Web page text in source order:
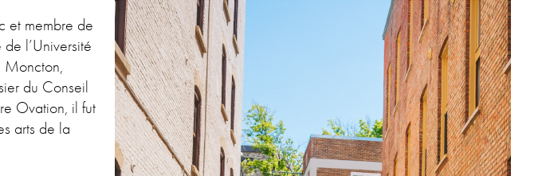
et membre de
l’Université
Moncton,
du Conseil
Ovation, il fut
arts de la